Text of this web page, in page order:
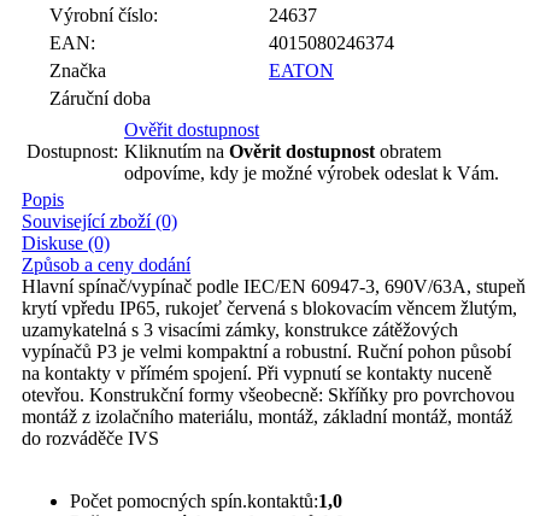
Výrobní číslo:
24637
EAN:
4015080246374
Značka
EATON
Záruční doba
Dostupnost:
Ověřit dostupnost
Kliknutím na Ověrit dostupnost obratem
odpovíme, kdy je možné výrobek odeslat k Vám.
Popis
Související zboží (0)
Diskuse (0)
Způsob a ceny dodání
Hlavní spínač/vypínač podle IEC/EN 60947-3, 690V/63A, stupeň
krytí vpředu IP65, rukojeť červená s blokovacím věncem žlutým,
uzamykatelná s 3 visacími zámky, konstrukce zátěžových
vypínačů P3 je velmi kompaktní a robustní. Ruční pohon působí
na kontakty v přímém spojení. Při vypnutí se kontakty nuceně
otevřou. Konstrukční formy všeobecně: Skříňky pro povrchovou
montáž z izolačního materiálu, montáž, základní montáž, montáž
do rozváděče IVS
Počet pomocných spín.kontaktů:1,0